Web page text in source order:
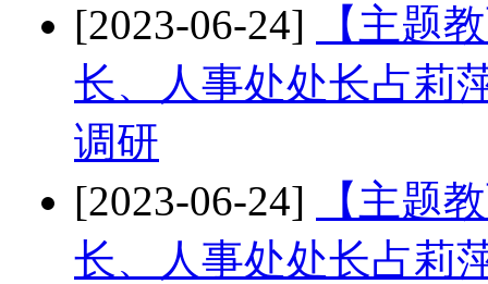
[2023-06-24]
【主题
长、人事处处长占莉
调研
[2023-06-24]
【主题
长、人事处处长占莉